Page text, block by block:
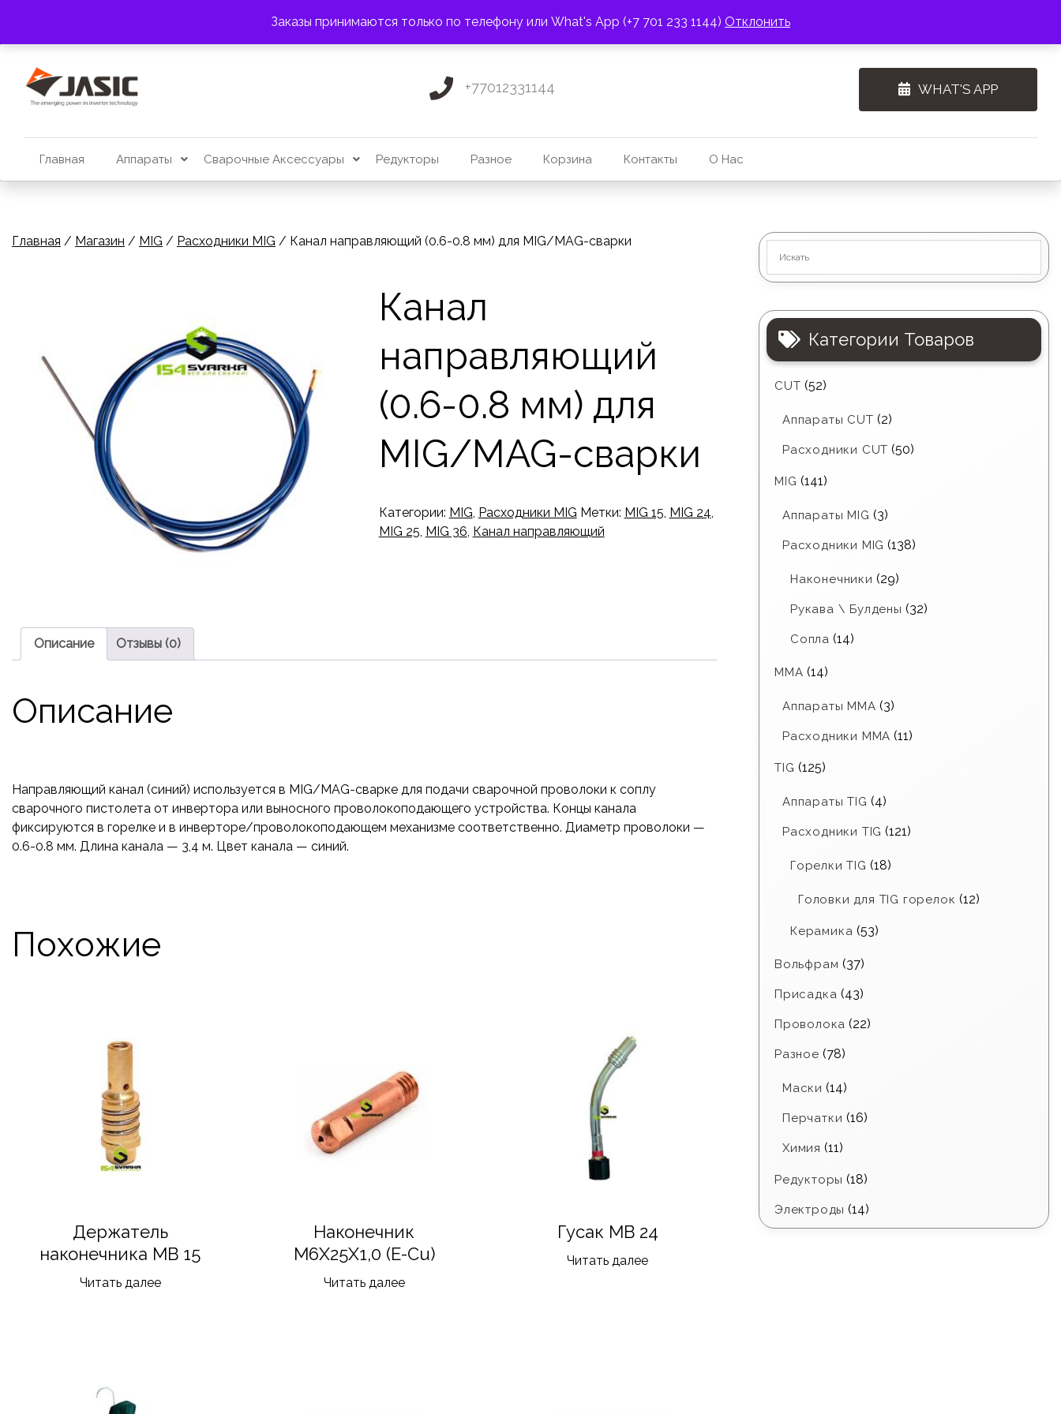
Заказы принимаются только по телефону или What's App (+7 701 233 1144) Отклонить
содержимому
ПОЧТА: 3275131@mail.ru
+77012331144 WHAT'S APP
Главная Аппараты Сварочные Аксессуары Редукторы Разное Корзина Контакты О Нас
Главная / Магазин / MIG / Расходники MIG / Канал направляющий (0.6-0.8 мм) для MIG/MAG-сварки
Канал
направляющий
(0.6-0.8 мм) для
MIG/MAG-сварки
Категории: MIG, Расходники MIG Метки: MIG 15, MIG 24,
MIG 25, MIG 36, Канал направляющий
Описание Отзывы (0)
Описание
Направляющий канал (синий) используется в MIG/MAG-сварке для подачи сварочной проволоки к соплу
сварочного пистолета от инвертора или выносного проволокоподающего устройства. Концы канала
фиксируются в горелке и в инверторе/проволокоподающем механизме соответственно. Диаметр проволоки —
0.6-0.8 мм. Длина канала — 3,4 м. Цвет канала — синий.
Похожие
Держатель
наконечника MB 15
Читать далее
Наконечник
M6X25X1,0 (E-Cu)
Читать далее
Гусак MB 24
Читать далее
Категории Товаров
CUT (52)
Аппараты CUT (2)
Расходники CUT (50)
MIG (141)
Аппараты MIG (3)
Расходники MIG (138)
Наконечники (29)
Рукава \ Булдены (32)
Сопла (14)
MMA (14)
Аппараты MMA (3)
Расходники ММА (11)
TIG (125)
Аппараты TIG (4)
Расходники TIG (121)
Горелки TIG (18)
Головки для TIG горелок (12)
Керамика (53)
Вольфрам (37)
Присадка (43)
Проволока (22)
Разное (78)
Маски (14)
Перчатки (16)
Химия (11)
Редукторы (18)
Электроды (14)